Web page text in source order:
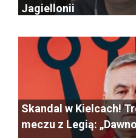
Jagiellonii
Skandal w Kielcach!
meczu z Legią: